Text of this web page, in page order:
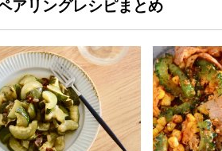
アリングレシピまとめ